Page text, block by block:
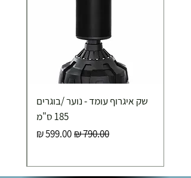
איסוף עצמי ללא עלות מסניף טבריה . רחוב העצמאות 5
מוצרי כושר ( בלבד) ניתן לאסוף ממחסני החברה בת"א
שק איגרוף עומד - נוער /בוגרים
185 ס"מ
מחיר רגילמחיר מבצע